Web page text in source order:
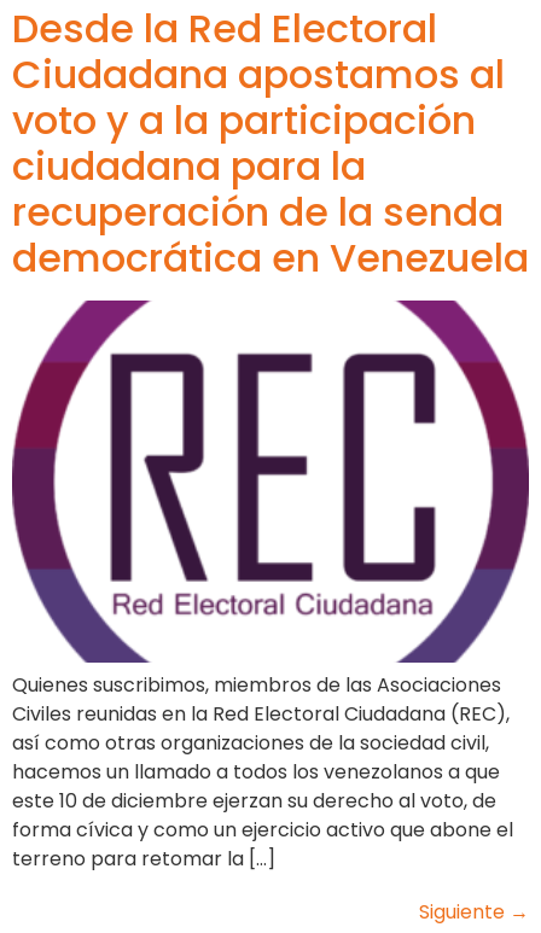
Desde la Red Electoral
Ciudadana apostamos al
voto y a la participación
ciudadana para la
recuperación de la senda
democrática en Venezuela
Quienes suscribimos, miembros de las Asociaciones
Civiles reunidas en la Red Electoral Ciudadana (REC),
así como otras organizaciones de la sociedad civil,
hacemos un llamado a todos los venezolanos a que
este 10 de diciembre ejerzan su derecho al voto, de
forma cívica y como un ejercicio activo que abone el
terreno para retomar la […]
Siguiente →